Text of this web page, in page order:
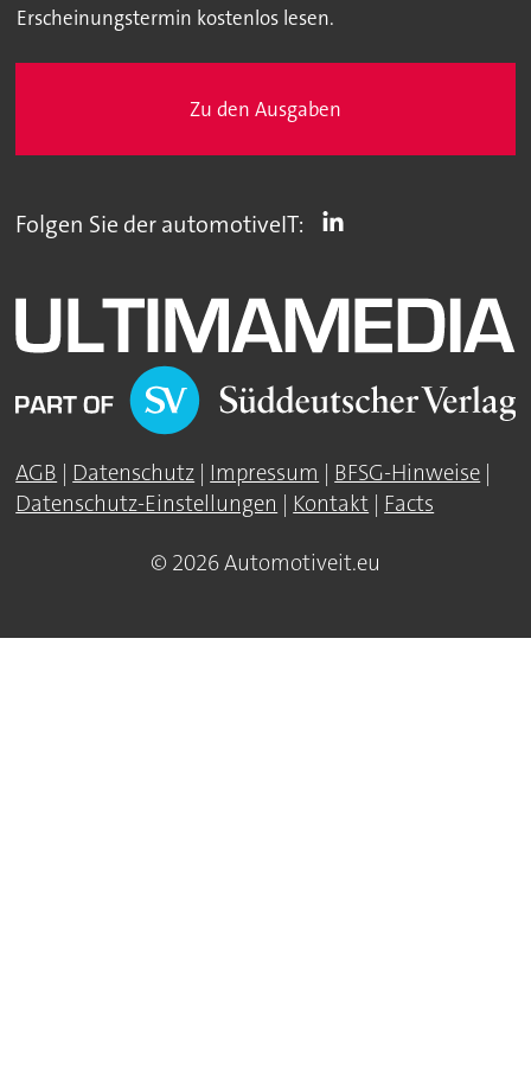
Erscheinungstermin kostenlos lesen.
Zu den Ausgaben
Folgen Sie der automotiveIT:
AGB | Datenschutz | Impressum | BFSG-Hinweise |
Datenschutz-Einstellungen | Kontakt | Facts
© 2026 Automotiveit.eu